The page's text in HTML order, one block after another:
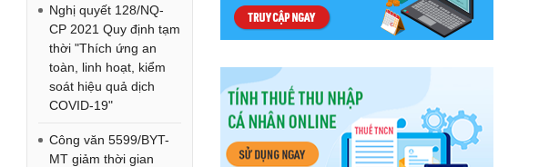
Nghị quyết 128/NQ-
CP 2021 Quy định tạm
thời "Thích ứng an
toàn, linh hoạt, kiểm
soát hiệu quả dịch
COVID-19"
Công văn 5599/BYT-
MT giảm thời gian